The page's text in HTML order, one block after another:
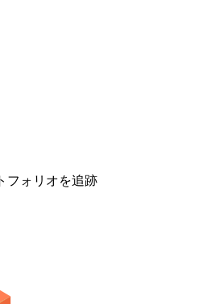
フォリオを追跡